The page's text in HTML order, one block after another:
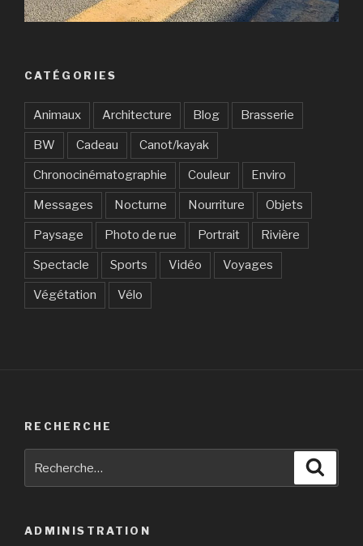
CATÉGORIES
Animaux Architecture Blog Brasserie
BW Cadeau Canot/kayak
Chronocinématographie Couleur Enviro
Messages Nocturne Nourriture Objets
Paysage Photo de rue Portrait Rivière
Spectacle Sports Vidéo Voyages
Végétation Vélo
RECHERCHE
pour
ADMINISTRATION